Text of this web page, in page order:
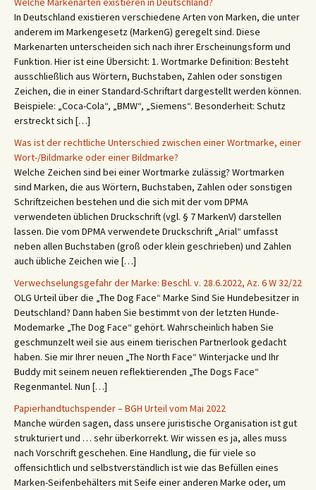
In Deutschland existieren verschiedene Arten von Marken, die unter
anderem im Markengesetz (MarkenG) geregelt sind. Diese
Markenarten unterscheiden sich nach ihrer Erscheinungsform und
Funktion. Hier ist eine Übersicht: 1. Wortmarke Definition: Besteht
ausschließlich aus Wörtern, Buchstaben, Zahlen oder sonstigen
Zeichen, die in einer Standard-Schriftart dargestellt werden können.
Beispiele: „Coca-Cola“, „BMW“, „Siemens“. Besonderheit: Schutz
erstreckt sich […]
Was ist der rechtliche Unterschied zwischen einer Wortmarke, einer
Wort-/Bildmarke oder einer Bildmarke?
Welche Zeichen sind bei einer Wortmarke zulässig? Wortmarken
sind Marken, die aus Wörtern, Buchstaben, Zahlen oder sonstigen
Schriftzeichen bestehen und die sich mit der vom DPMA
verwendeten üblichen Druckschrift (vgl. § 7 MarkenV) darstellen
lassen. Die vom DPMA verwendete Druckschrift „Arial“ umfasst
neben allen Buchstaben (groß oder klein geschrieben) und Zahlen
auch übliche Zeichen wie […]
Verwechselungsgefahr der Marke: Beschl. v. 28.6.2022, Az. 6 W 32/22
OLG Urteil über die „The Dog Face“ Marke Sind Sie Hundebesitzer in
Deutschland? Dann haben Sie bestimmt von der letzten Hunde-
Modemarke „The Dog Face“ gehört. Wahrscheinlich haben Sie
geschmunzelt weil sie aus einem tierischen Partnerlook gedacht
haben. Sie mir Ihrer neuen „The North Face“ Winterjacke und Ihr
Buddy mit seinem neuen reflektierenden „The Dogs Face“
Regenmantel. Nun […]
Papierhandtuchspender – BGH Urteil vom Mai 2022
Manche würden sagen, dass unsere juristische Organisation ist gut
strukturiert und … sehr überkorrekt. Wir wissen es ja, alles muss
nach Vorschrift geschehen. Eine Handlung, die für viele so
offensichtlich und selbstverständlich ist wie das Befüllen eines
Marken-Seifenbehälters mit Seife einer anderen Marke oder, um